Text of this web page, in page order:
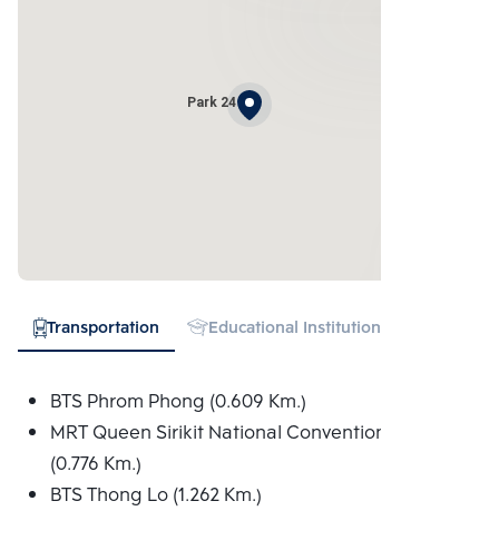
Park 24
Transportation Educational Institution
BTS Phrom Phong (0.609 Km.)
MRT Queen Sirikit National Convention Centre
(0.776 Km.)
BTS Thong Lo (1.262 Km.)